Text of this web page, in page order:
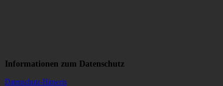
Informationen zum Datenschutz
Datenschutz-Hinweis